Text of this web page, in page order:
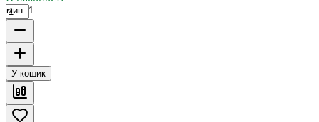
мин. 1
У кошик